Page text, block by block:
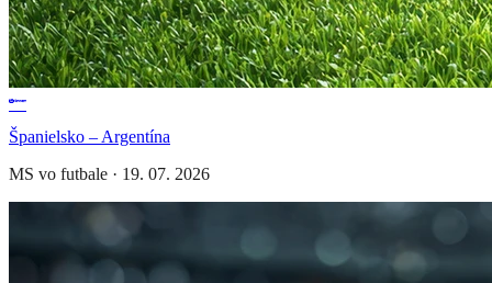
Španielsko – Argentína
MS vo futbale · 19. 07. 2026